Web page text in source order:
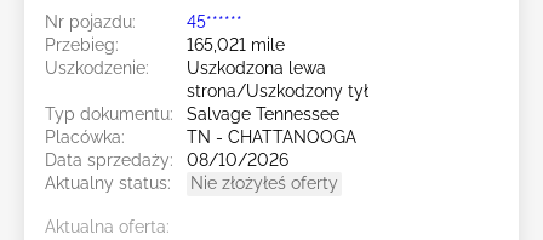
Nr pojazdu:
45******
Przebieg:
165,021 mile
Uszkodzenie:
Uszkodzona lewa
strona/Uszkodzony tył
Typ dokumentu:
Salvage Tennessee
Placówka:
TN - CHATTANOOGA
Data sprzedaży:
08/10/2026
Aktualny status:
Nie złożyłeś oferty
Aktualna oferta: